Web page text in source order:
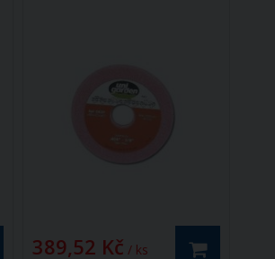
389,52 Kč / ks